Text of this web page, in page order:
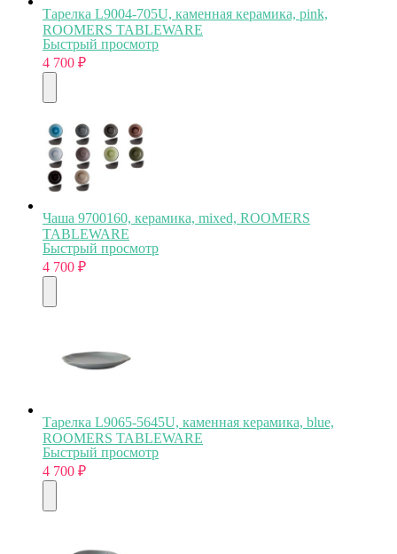
Тарелка L9004-705U, каменная керамика, pink,
ROOMERS TABLEWARE
Быстрый просмотр
4 700 ₽
Чаша 9700160, керамика, mixed, ROOMERS
TABLEWARE
Быстрый просмотр
4 700 ₽
Тарелка L9065-5645U, каменная керамика, blue,
ROOMERS TABLEWARE
Быстрый просмотр
4 700 ₽